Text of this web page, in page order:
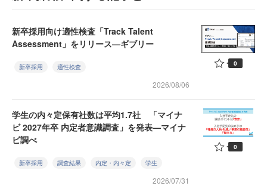
新卒採用向け適性検査「Track Talent
Assessment」をリリース—ギブリー
新卒採用 適性検査
2026/08/06
0
学生の内々定保有社数は平均1.7社 「マイナ
ビ 2027年卒 内定者意識調査」を発表—マイナ
ビ調べ
新卒採用 調査結果 内定・内々定 学生
2026/07/31
0